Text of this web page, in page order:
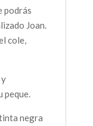
podrás
Joan.
cole,
peque.
negra